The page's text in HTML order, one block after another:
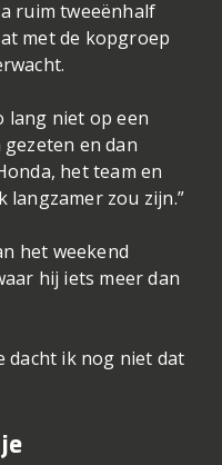
ruim tweeënhalf
met de kopgroep
lang niet op een
en dan
het team en
langzamer zou zijn.”
het weekend
hij iets meer dan
dacht ik nog niet dat